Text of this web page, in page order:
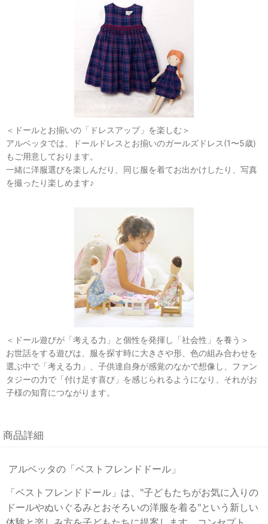
＜ドールとお揃いの「ドレスアップ」を楽しむ＞
アルベッタでは、ドールドレスとお揃いのガールズドレス(1〜5歳)
もご用意しております。
一緒に洋服選びを楽しんだり、同じ服を着てお出かけしたり、写真
を撮ったり楽しめます♪
＜ドール遊びが「考える力」と個性を発揮し「社会性」を養う＞
お世話をする遊びは、服を探す時に大きさや形、色の組み合わせを
選ぶ中で「考える力」、子供達自身が感覚のなかで想像し、ファン
タジーの力で「付け足す喜び」を感じられるようになり、それがお
子様の知育につながります。
商品詳細
アルベッタの「ベストフレンドドール」
「ベストフレンドドール」は、"子どもたちがお気に入りの
ドールやぬいぐるみとおそろいの洋服を着る"という新しい